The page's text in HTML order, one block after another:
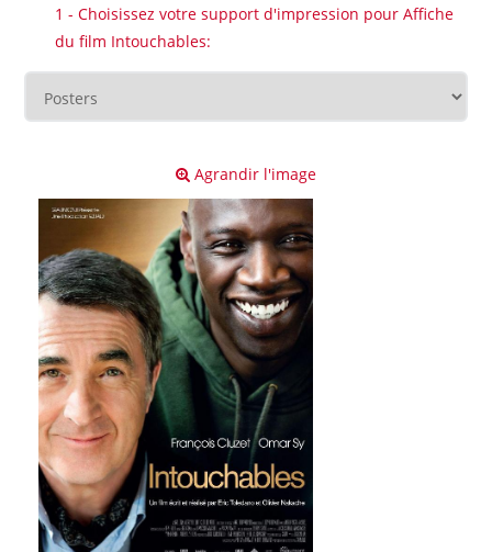
1 - Choisissez votre support d'impression pour Affiche
du film Intouchables:
Agrandir l'image